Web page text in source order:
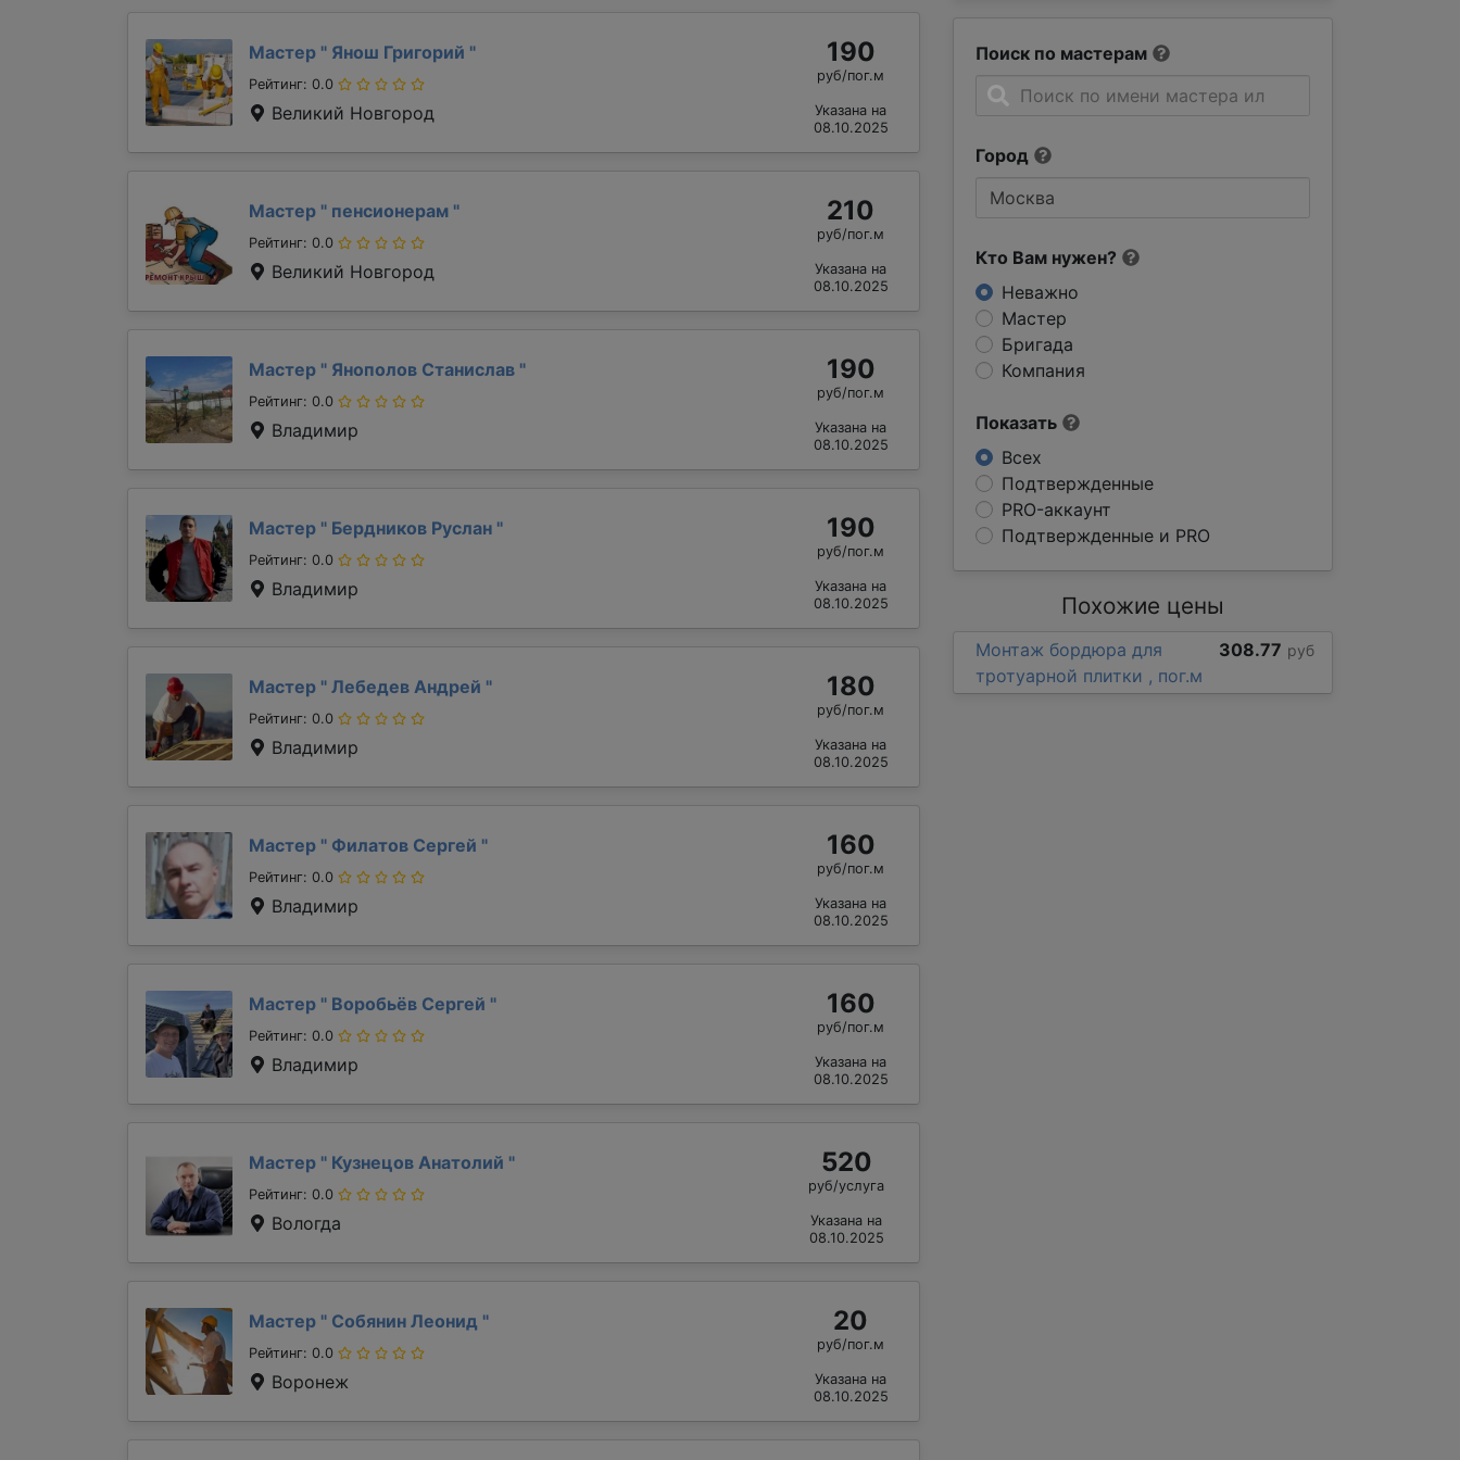
Поиск по мастерам
Город
Кто Вам нужен?
Неважно
Мастер
Бригада
Компания
Показать
Всех
Подтвержденные
PRO-аккаунт
Подтвержденные и PRO
Мастер " Янош Григорий "
Рейтинг: 0.0
Великий Новгород
190
руб/пог.м
Указана на
08.10.2025
Мастер " пенсионерам "
Рейтинг: 0.0
Великий Новгород
210
руб/пог.м
Указана на
08.10.2025
Мастер " Янополов Станислав "
Рейтинг: 0.0
Владимир
190
руб/пог.м
Указана на
08.10.2025
Мастер " Бердников Руслан "
Рейтинг: 0.0
Владимир
190
руб/пог.м
Указана на
08.10.2025
Мастер " Лебедев Андрей "
Рейтинг: 0.0
Владимир
180
руб/пог.м
Указана на
08.10.2025
Мастер " Филатов Сергей "
Рейтинг: 0.0
Владимир
160
руб/пог.м
Указана на
08.10.2025
Мастер " Воробьёв Сергей "
Рейтинг: 0.0
Владимир
160
руб/пог.м
Указана на
08.10.2025
Мастер " Кузнецов Анатолий "
Рейтинг: 0.0
Вологда
520
руб/услуга
Указана на
08.10.2025
Мастер " Собянин Леонид "
Рейтинг: 0.0
Воронеж
20
руб/пог.м
Указана на
08.10.2025
Похожие цены
Монтаж бордюра для
тротуарной плитки , пог.м
308.77 руб